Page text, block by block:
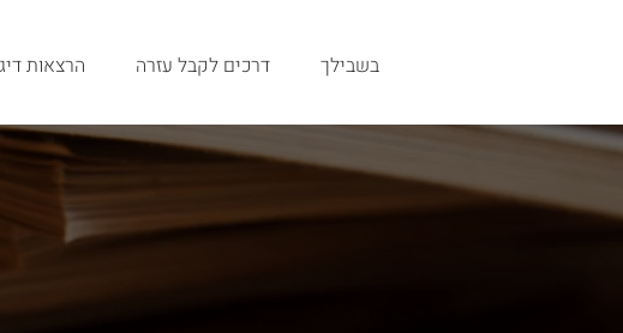
בשבילך דרכים לקבל עזרה הרצאות